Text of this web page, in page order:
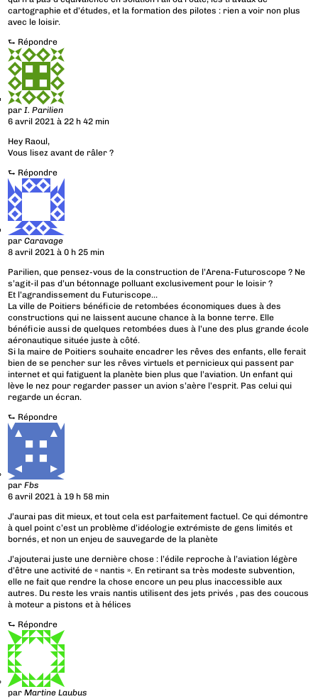
cartographie et d’études, et la formation des pilotes : rien a voir non plus
avec le loisir.
⮑ Répondre
parI. Parilien
6 avril 2021 à 22 h 42 min
Hey Raoul,
Vous lisez avant de râler ?
⮑ Répondre
parCaravage
8 avril 2021 à 0 h 25 min
Parilien, que pensez-vous de la construction de l’Arena-Futuroscope ? Ne
s’agit-il pas d’un bétonnage polluant exclusivement pour le loisir ?
Et l’agrandissement du Futuriscope…
La ville de Poitiers bénéficie de retombées économiques dues à des
constructions qui ne laissent aucune chance à la bonne terre. Elle
bénéficie aussi de quelques retombées dues à l’une des plus grande école
aéronautique située juste à côté.
Si la maire de Poitiers souhaite encadrer les rêves des enfants, elle ferait
bien de se pencher sur les rêves virtuels et pernicieux qui passent par
internet et qui fatiguent la planète bien plus que l’aviation. Un enfant qui
lève le nez pour regarder passer un avion s’aère l’esprit. Pas celui qui
regarde un écran.
⮑ Répondre
parFbs
6 avril 2021 à 19 h 58 min
J’aurai pas dit mieux, et tout cela est parfaitement factuel. Ce qui démontre
à quel point c’est un problème d’idéologie extrémiste de gens limités et
bornés, et non un enjeu de sauvegarde de la planète
J’ajouterai juste une dernière chose : l’édile reproche à l’aviation légère
d’être une activité de « nantis ». En retirant sa très modeste subvention,
elle ne fait que rendre la chose encore un peu plus inaccessible aux
autres. Du reste les vrais nantis utilisent des jets privés , pas des coucous
à moteur a pistons et à hélices
⮑ Répondre
parMartine Laubus